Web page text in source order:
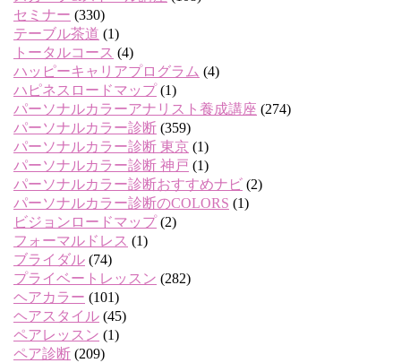
セミナー (330)
テーブル茶道 (1)
トータルコース (4)
ハッピーキャリアプログラム (4)
ハピネスロードマップ(1)
パーソナルカラーアナリスト養成講座 (274)
パーソナルカラー診断 (359)
パーソナルカラー診断 東京 (1)
パーソナルカラー診断 神戸 (1)
パーソナルカラー診断おすすめナビ (2)
パーソナルカラー診断のCOLORS (1)
ビジョンロードマップ(2)
フォーマルドレス (1)
ブライダル (74)
プライベートレッスン (282)
ヘアカラー (101)
ヘアスタイル (45)
ペアレッスン (1)
ペア診断 (209)